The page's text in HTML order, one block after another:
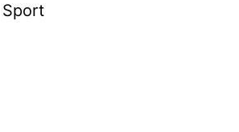
Sport